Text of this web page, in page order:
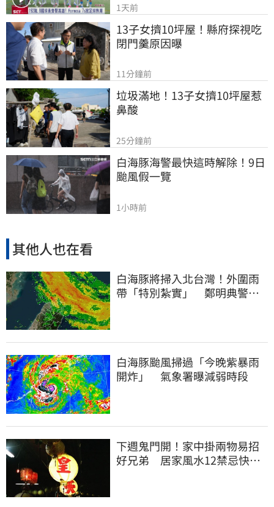
1天前
13子女擠10坪屋！縣府探視吃
閉門羹原因曝
11分鐘前
垃圾滿地！13子女擠10坪屋惹
鼻酸
25分鐘前
白海豚海警最快這時解除！9日
颱風假一覽
1小時前
其他人也在看
白海豚將掃入北台灣！外圍雨
帶「特別紮實」 鄭明典警告
白海豚颱風掃過「今晚紫暴雨
開炸」 氣象署曝減弱時段
下週鬼門開！家中掛兩物易招
好兄弟 居家風水12禁忌快檢